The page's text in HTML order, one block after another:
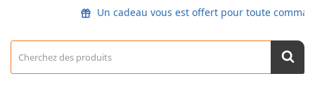
Un cadeau vous est offert pour toute